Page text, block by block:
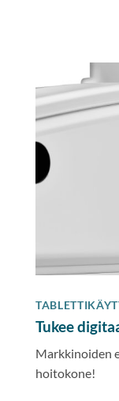
Tukee
Markkinoiden
hoitokone!